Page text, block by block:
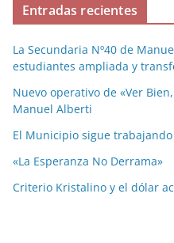
Entradas recientes
La Secundaria Nº40 de
estudiantes ampliada y
Nuevo operativo de «Ver
Manuel Alberti
El Municipio sigue
«La Esperanza No Derrama»
Criterio Kristalino y el dólar